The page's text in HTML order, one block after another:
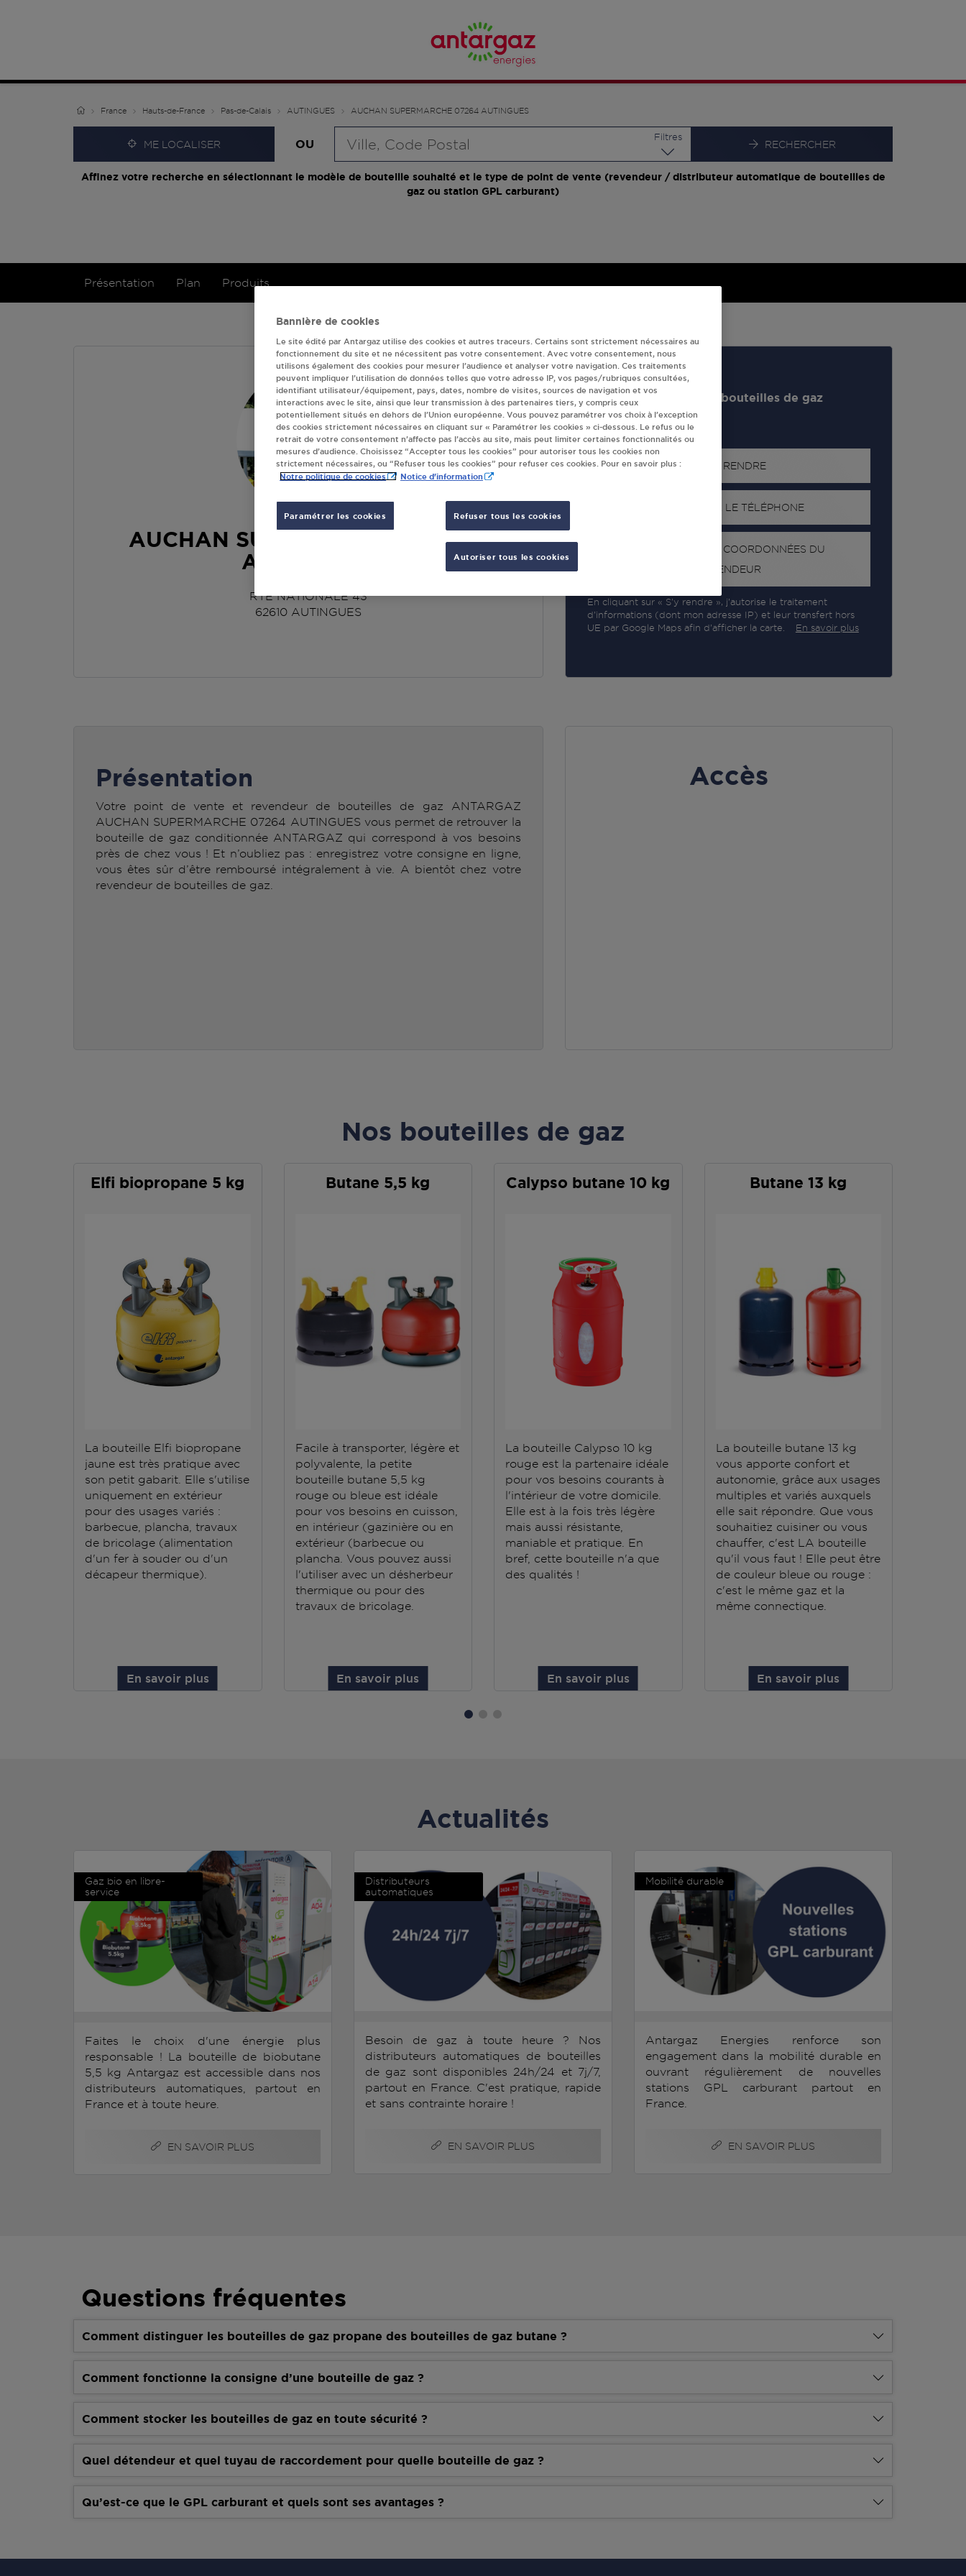
France Hauts-de-France Pas-de-Calais AUTINGUES AUCHAN SUPERMARCHE 07264 AUTINGUES
ME LOCALISER OU
Filtres
RECHERCHER
Affinez votre recherche en sélectionnant le modèle de bouteille souhaité et le type de point de vente (revendeur / distributeur automatique de bouteilles de
gaz ou station GPL carburant)
Présentation Plan Produits
AUCHAN SUPERMARCHE 07264
AUTINGUES
RTE NATIONALE 43
62610 AUTINGUES
Revendeur de bouteilles de gaz
S'Y RENDRE
AFFICHER LE TÉLÉPHONE
RECEVOIR LES COORDONNÉES DU
REVENDEUR
En cliquant sur « S’y rendre », j’autorise le traitement
d’informations (dont mon adresse IP) et leur transfert hors
UE par Google Maps afin d’afficher la carte.
En savoir plus
Accès
Présentation
Votre point de vente et revendeur de bouteilles de gaz ANTARGAZ
AUCHAN SUPERMARCHE 07264 AUTINGUES vous permet de retrouver la
bouteille de gaz conditionnée ANTARGAZ qui correspond à vos besoins
près de chez vous ! Et n’oubliez pas : enregistrez votre consigne en ligne,
vous êtes sûr d’être remboursé intégralement à vie. A bientôt chez votre
revendeur de bouteilles de gaz.
Nos bouteilles de gaz
Elfi biopropane 5 kg
La bouteille Elfi biopropane
jaune est très pratique avec
son petit gabarit. Elle s'utilise
uniquement en extérieur
pour des usages variés :
barbecue, plancha, travaux
de bricolage (alimentation
d'un fer à souder ou d'un
décapeur thermique).
En savoir plus
Butane 5,5 kg
Facile à transporter, légère et
polyvalente, la petite
bouteille butane 5,5 kg
rouge ou bleue est idéale
pour vos besoins en cuisson,
en intérieur (gazinière ou en
extérieur (barbecue ou
plancha. Vous pouvez aussi
l'utiliser avec un désherbeur
thermique ou pour des
travaux de bricolage.
En savoir plus
Calypso butane 10 kg
La bouteille Calypso 10 kg
rouge est la partenaire idéale
pour vos besoins courants à
l'intérieur de votre domicile.
Elle est à la fois très légère
mais aussi résistante,
maniable et pratique. En
bref, cette bouteille n'a que
des qualités !
En savoir plus
Butane 13 kg
La bouteille butane 13 kg
vous apporte confort et
autonomie, grâce aux usages
multiples et variés auxquels
elle sait répondre. Que vous
souhaitiez cuisiner ou vous
chauffer, c'est LA bouteille
qu'il vous faut ! Elle peut être
de couleur bleue ou rouge :
c'est le même gaz et la
même connectique.
En savoir plus
Actualités
Gaz bio en libre-
service
Faites le choix d'une énergie plus
responsable ! La bouteille de biobutane
5,5 kg Antargaz est accessible dans nos
distributeurs automatiques, partout en
France et à toute heure.
EN SAVOIR PLUS
Distributeurs
automatiques
Besoin de gaz à toute heure ? Nos
distributeurs automatiques de bouteilles
de gaz sont disponibles 24h/24 et 7j/7,
partout en France. C'est pratique, rapide
et sans contrainte horaire !
EN SAVOIR PLUS
Mobilité durable
Antargaz Energies renforce son
engagement dans la mobilité durable en
ouvrant régulièrement de nouvelles
stations GPL carburant partout en
France.
EN SAVOIR PLUS
Questions fréquentes
Comment distinguer les bouteilles de gaz propane des bouteilles de gaz butane ?
Comment fonctionne la consigne d’une bouteille de gaz ?
Comment stocker les bouteilles de gaz en toute sécurité ?
Quel détendeur et quel tuyau de raccordement pour quelle bouteille de gaz ?
Qu’est-ce que le GPL carburant et quels sont ses avantages ?
Bannière de cookies
Le site édité par Antargaz utilise des cookies et autres traceurs. Certains sont strictement nécessaires au
fonctionnement du site et ne nécessitent pas votre consentement. Avec votre consentement, nous
utilisons également des cookies pour mesurer l’audience et analyser votre navigation. Ces traitements
peuvent impliquer l’utilisation de données telles que votre adresse IP, vos pages/rubriques consultées,
identifiant utilisateur/équipement, pays, dates, nombre de visites, sources de navigation et vos
interactions avec le site, ainsi que leur transmission à des partenaires tiers, y compris ceux
potentiellement situés en dehors de l’Union européenne. Vous pouvez paramétrer vos choix à l’exception
des cookies strictement nécessaires en cliquant sur « Paramétrer les cookies » ci-dessous. Le refus ou le
retrait de votre consentement n’affecte pas l’accès au site, mais peut limiter certaines fonctionnalités ou
mesures d’audience. Choisissez “Accepter tous les cookies” pour autoriser tous les cookies non
strictement nécessaires, ou “Refuser tous les cookies” pour refuser ces cookies. Pour en savoir plus :
Notre politique de cookies Notice d'information
Paramétrer les cookies Refuser tous les cookies
Autoriser tous les cookies